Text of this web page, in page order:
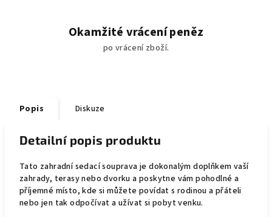
Okamžité vrácení peněz
po vrácení zboží.
Popis Diskuze
Detailní popis produktu
Tato zahradní sedací souprava je dokonalým doplňkem vaší
zahrady, terasy nebo dvorku a poskytne vám pohodlné a
příjemné místo, kde si můžete povídat s rodinou a přáteli
nebo jen tak odpočívat a užívat si pobyt venku.